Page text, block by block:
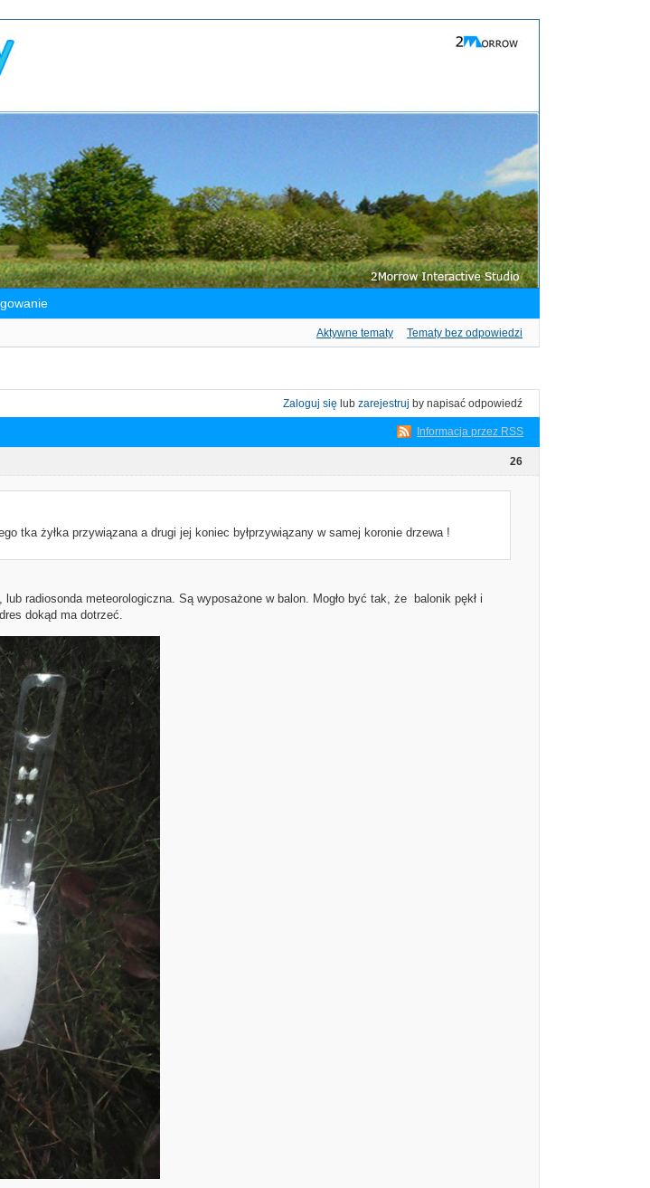
Aktywne tematy Tematy bez odpowiedzi
Zaloguj się lub zarejestruj by napisać odpowiedź
Informacja przez RSS
26
tka żyłka przywiązana a drugi jej koniec byłprzywiązany w samej koronie drzewa !
radiosonda meteorologiczna. Są wyposażone w balon. Mogło być tak, że balonik pękł i
dokąd ma dotrzeć.